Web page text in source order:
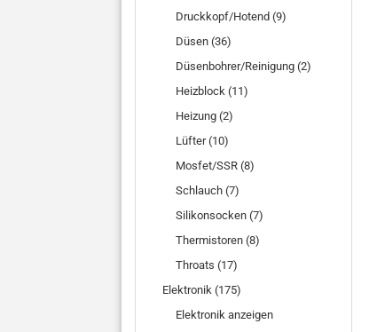
Druckkopf/Hotend (9)
Düsen (36)
Düsenbohrer/Reinigung (2)
Heizblock (11)
Heizung (2)
Lüfter (10)
Mosfet/SSR (8)
Schlauch (7)
Silikonsocken (7)
Thermistoren (8)
Throats (17)
Elektronik (175)
Elektronik anzeigen